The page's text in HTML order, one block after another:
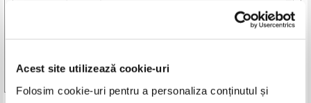
Acest site utilizează cookie-uri
Folosim cookie-uri pentru a personaliza conținutul și
6,50Lei